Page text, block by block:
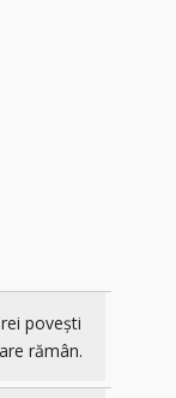
povești
rămân.